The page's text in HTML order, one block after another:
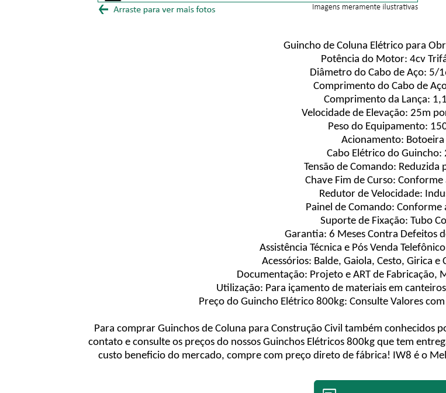
Guincho de Coluna Elétrico para
Potência do Motor: 4cv
Diâmetro do Cabo de Aço: 5/
Comprimento do Cabo de
Comprimento da Lança:
Velocidade de Elevação: 25m
Peso do Equipamento:
Acionamento: Botoeira
Cabo Elétrico do Guincho:
Tensão de Comando: Reduzida
Chave Fim de Curso: Conforme
Redutor de Velocidade:
Painel de Comando: Conforme
Suporte de Fixação: Tubo
Garantia: 6 Meses Contra Defeitos
Assistência Técnica e Pós Venda
Acessórios: Balde, Gaiola, Cesto, Girica e
Documentação: Projeto e ART de Fabricação,
Utilização: Para içamento de materiais em
Preço do Guincho Elétrico 800kg: Consulte Valores
Para comprar Guinchos de Coluna para Construção Civil também conhecidos
contato e consulte os preços do nossos Guinchos Elétricos 800kg que tem
custo beneficio do mercado, compre com preço direto de fábrica! IW8 é o